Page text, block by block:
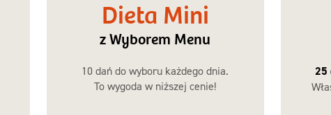
Dieta Mini
z Wyborem Menu
10 dań do wyboru każdego dnia.
To wygoda w niższej cenie!
25